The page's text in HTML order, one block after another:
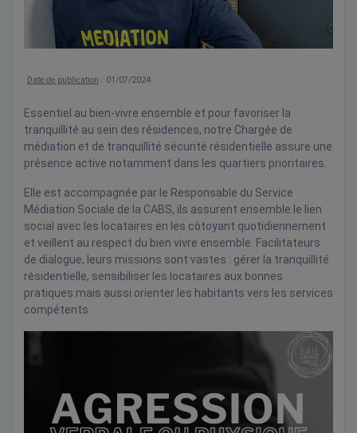
Date de publication : 01/07/2024
Essentiel au bien-vivre ensemble et pour favoriser la
tranquillité au sein des résidences, notre Chargée de
médiation et de tranquillité sécurité résidentielle assure une
présence active notamment dans les quartiers prioritaires.
Elle est accompagnée par le Responsable du Service
Médiation Sociale de la CABS, ils assurent ensemble le lien
social avec les locataires en les côtoyant quotidiennement
et veillent au respect du bien vivre ensemble. Facilitateurs
de dialogue, leurs missions sont vastes : gérer la tranquillité
résidentielle, sensibiliser les locataires aux bonnes
pratiques mais aussi orienter les habitants vers les services
compétents